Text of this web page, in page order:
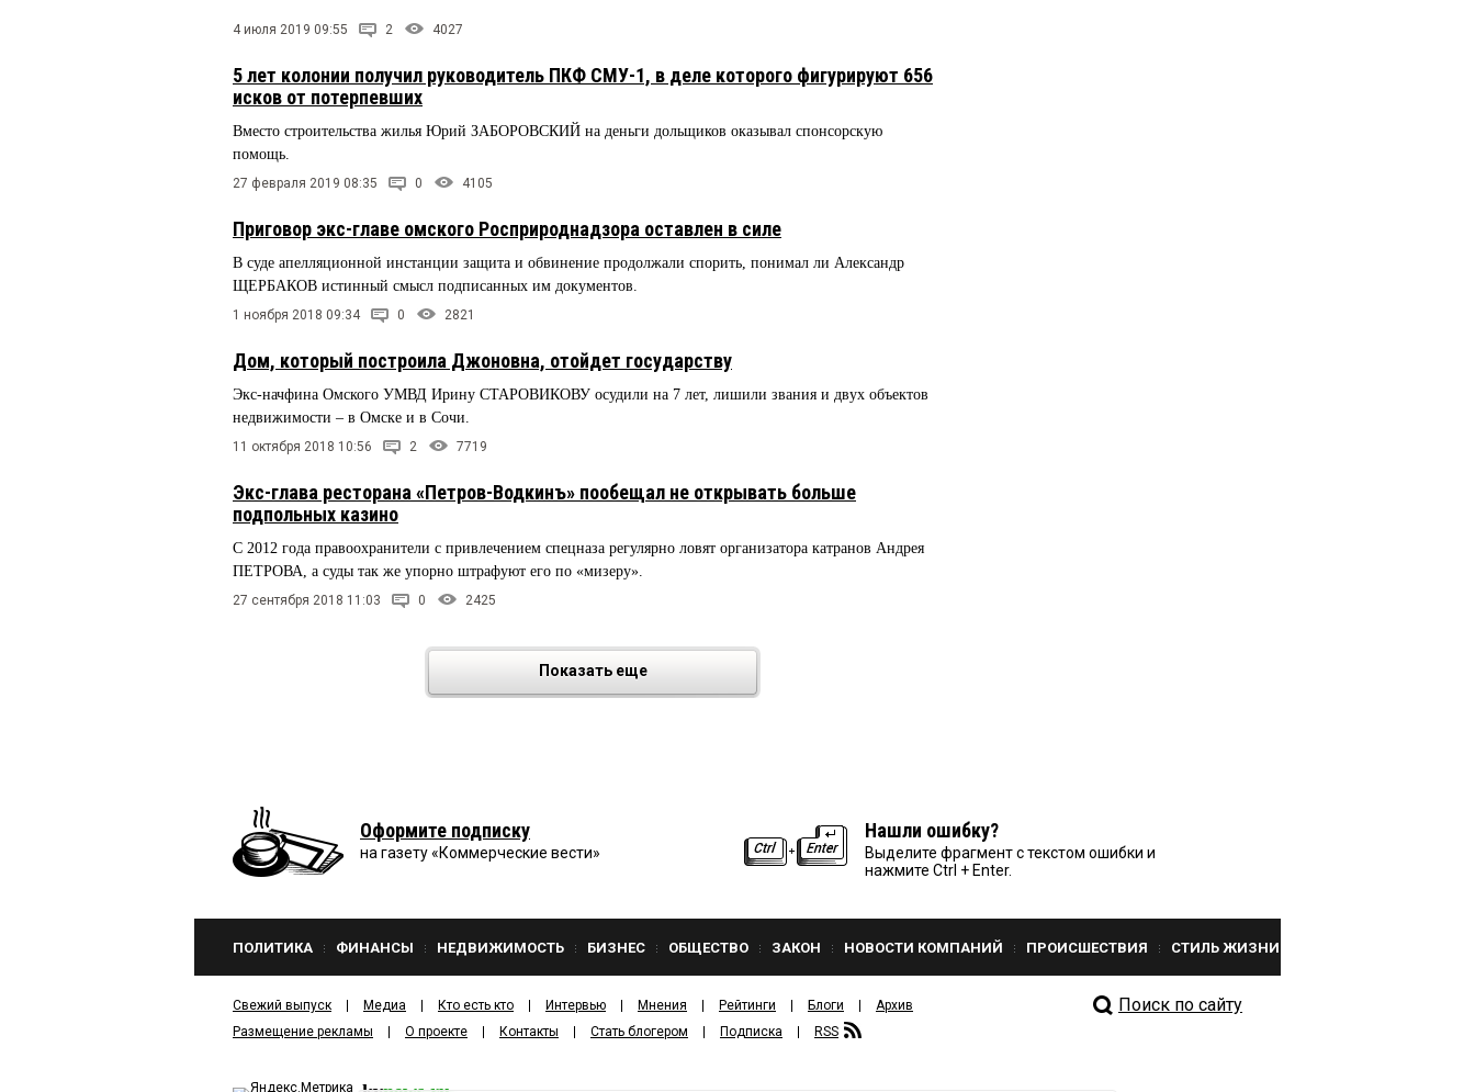
4 июля 2019 09:55 2 4027
5 лет колонии получил руководитель ПКФ СМУ-1, в деле которого фигурируют 656
исков от потерпевших
Вместо строительства жилья Юрий ЗАБОРОВСКИЙ на деньги дольщиков оказывал спонсорскую
помощь.
27 февраля 2019 08:35 0 4105
Приговор экс-главе омского Росприроднадзора оставлен в силе
В суде апелляционной инстанции защита и обвинение продолжали спорить, понимал ли Александр
ЩЕРБАКОВ истинный смысл подписанных им документов.
1 ноября 2018 09:34 0 2821
Дом, который построила Джоновна, отойдет государству
Экс-начфина Омского УМВД Ирину СТАРОВИКОВУ осудили на 7 лет, лишили звания и двух объектов
недвижимости – в Омске и в Сочи.
11 октября 2018 10:56 2 7719
Экс-глава ресторана «Петров-Водкинъ» пообещал не открывать больше
подпольных казино
С 2012 года правоохранители с привлечением спецназа регулярно ловят организатора катранов Андрея
ПЕТРОВА, а суды так же упорно штрафуют его по «мизеру».
27 сентября 2018 11:03 0 2425
Показать еще
Оформите подписку
на газету «Коммерческие вести»
Нашли ошибку?
Выделите фрагмент с текстом ошибки и
нажмите Ctrl + Enter.
ПОЛИТИКА ФИНАНСЫ НЕДВИЖИМОСТЬ БИЗНЕС ОБЩЕСТВО ЗАКОН НОВОСТИ КОМПАНИЙ ПРОИСШЕСТВИЯ СТИЛЬ ЖИЗНИ
Свежий выпуск Медиа Кто есть кто Интервью Мнения Рейтинги Блоги
Архив
Размещение рекламы
О проекте Контакты Стать блогером Подписка RSS
Поиск по сайту